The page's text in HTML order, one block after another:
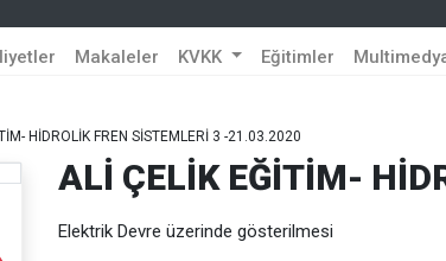
Makaleler KVKK Eğitimler
HİDROLİK FREN SİSTEMLERİ 3 -21.03.2020
ALİ ÇELİK EĞİTİM-
Elektrik Devre üzerinde gösterilmesi